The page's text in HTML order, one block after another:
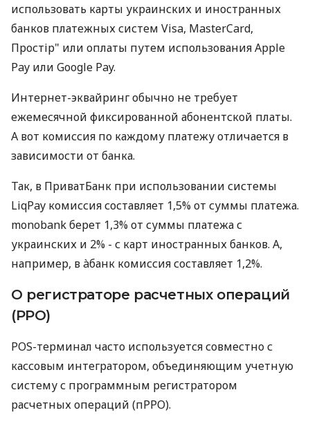
использовать карты украинских и иностранных
банков платежных систем Visa, MasterCard,
Простір" или оплаты путем использования Apple
Pay или Google Pay.
Интернет-эквайринг обычно не требует
ежемесячной фиксированной абонентской платы.
А вот комиссия по каждому платежу отличается в
зависимости от банка.
Так, в ПриватБанк при использовании системы
LiqPay комиссия составляет 1,5% от суммы платежа.
monobank берет 1,3% от суммы платежа с
украинских и 2% - с карт иностранных банков. А,
например, в àбанк комиссия составляет 1,2%.
О регистраторе расчетных операций
(РРО)
POS-терминал часто используется совместно с
кассовым интегратором, объединяющим учетную
систему с программным регистратором
расчетных операций (пРРО).